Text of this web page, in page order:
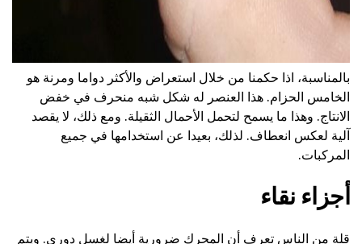
بالمناسبة، اذا حكمنا من خلال استعراض والأكثر دواما ومرنة هو
الخامس الحزام. هذا العنصر له شكل شبه منحرف في خفض
الانتاج. وهذا ما يسمح لتحمل الأحمال الثقيلة. ومع ذلك، لا يقصد
آلية لعكس انعطاف. لذلك، بعيدا عن استخدامها في جميع
المركبات.
أجزاء نقاء
قلة من الناس تعرف أن المحرك ضرورية أيضا لغسل دوري. ويتم